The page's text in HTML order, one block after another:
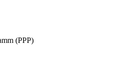
(PPP)